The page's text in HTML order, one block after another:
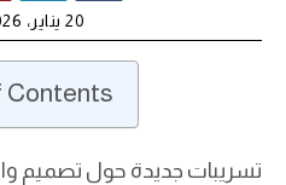
20 يناير، 2026
Contents